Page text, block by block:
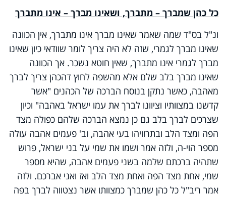
כל כהן שמברך – מתברך, ושאינו מברך – אינו מתברך
ונ"ל בס"ד שמה שאמר שאינו מברך אינו מתברך, אין הכוונה
שאינו מברך לגמרי, שזה לא היה צריך לומר שוודאי כיון שאינו
מברך לגמרי אינו מתברך, שאין חוטא נשכר. אך הכוונה
שאינו מברך בלב שלם אלא מהשפה לחוץ דהכהן צריך לברך
מאהבה, כאשר נתקן בנוסח הברכה של הכהנים "אשר
קדשנו במצוותיו וציוונו לברך את עמו ישראל באהבה" וכיון
שצרכים לברך בלב גם כן נמצא הברכה שלהם כפולה מצד
הפה ומצד הלב ובתרוויהו בעי אהבה, וב' פעמים אהבה עולה
מספר הוי-ה, ולזה אמר ושמו את שמי על בני ישראל, פרוש
שתהיה ברכתם שלמה בשני פעמים אהבה, שהיא מספר
שמי, אחת מצד הפה ואחת מצד הלב ואז ואני אברכם. ולזה
אמר ריב"ל כל כהן שמברך כמצוותו אשר נצטווה לברך בפה